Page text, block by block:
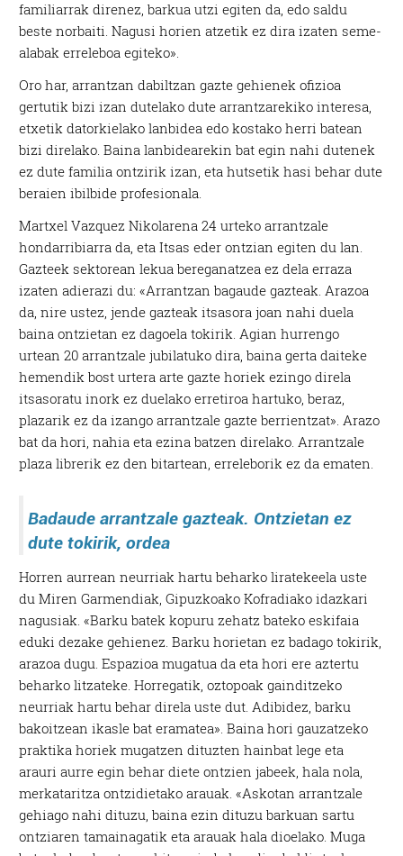
familiarrak direnez, barkua utzi egiten da, edo saldu
beste norbaiti. Nagusi horien atzetik ez dira izaten seme-
alabak erreleboa egiteko».
Oro har, arrantzan dabiltzan gazte gehienek ofizioa
gertutik bizi izan dutelako dute arrantzarekiko interesa,
etxetik datorkielako lanbidea edo kostako herri batean
bizi direlako. Baina lanbidearekin bat egin nahi dutenek
ez dute familia ontzirik izan, eta hutsetik hasi behar dute
beraien ibilbide profesionala.
Martxel Vazquez Nikolarena 24 urteko arrantzale
hondarribiarra da, eta Itsas eder ontzian egiten du lan.
Gazteek sektorean lekua bereganatzea ez dela erraza
izaten adierazi du: «Arrantzan bagaude gazteak. Arazoa
da, nire ustez, jende gazteak itsasora joan nahi duela
baina ontzietan ez dagoela tokirik. Agian hurrengo
urtean 20 arrantzale jubilatuko dira, baina gerta daiteke
hemendik bost urtera arte gazte horiek ezingo direla
itsasoratu inork ez duelako erretiroa hartuko, beraz,
plazarik ez da izango arrantzale gazte berrientzat». Arazo
bat da hori, nahia eta ezina batzen direlako. Arrantzale
plaza librerik ez den bitartean, erreleborik ez da ematen.
Badaude arrantzale gazteak. Ontzietan ez
dute tokirik, ordea
Horren aurrean neurriak hartu beharko liratekeela uste
du Miren Garmendiak, Gipuzkoako Kofradiako idazkari
nagusiak. «Barku batek kopuru zehatz bateko eskifaia
eduki dezake gehienez. Barku horietan ez badago tokirik,
arazoa dugu. Espazioa mugatua da eta hori ere aztertu
beharko litzateke. Horregatik, oztopoak gainditzeko
neurriak hartu behar direla uste dut. Adibidez, barku
bakoitzean ikasle bat eramatea». Baina hori gauzatzeko
praktika horiek mugatzen dituzten hainbat lege eta
arauri aurre egin behar diete ontzien jabeek, hala nola,
merkataritza ontzidietako arauak. «Askotan arrantzale
gehiago nahi dituzu, baina ezin dituzu barkuan sartu
ontziaren tamainagatik eta arauak hala dioelako. Muga